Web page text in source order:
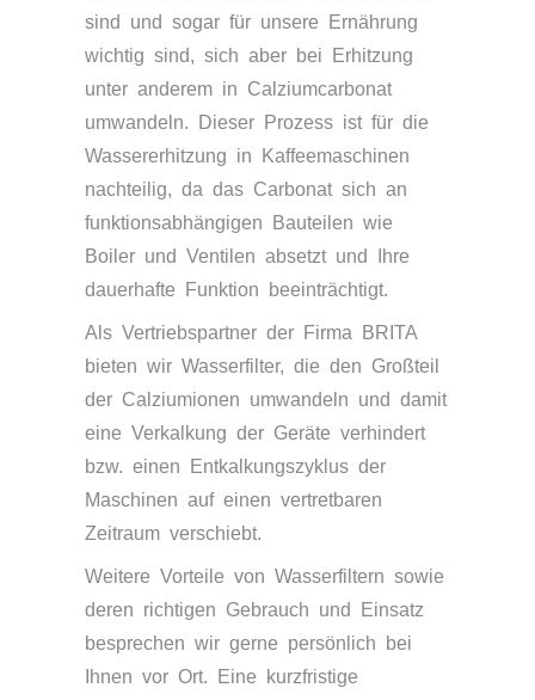
sind und sogar für unsere Ernährung
wichtig sind, sich aber bei Erhitzung
unter anderem in Calziumcarbonat
umwandeln. Dieser Prozess ist für die
Wassererhitzung in Kaffeemaschinen
nachteilig, da das Carbonat sich an
funktionsabhängigen Bauteilen wie
Boiler und Ventilen absetzt und Ihre
dauerhafte Funktion beeinträchtigt.
Als Vertriebspartner der Firma BRITA
bieten wir Wasserfilter, die den Großteil
der Calziumionen umwandeln und damit
eine Verkalkung der Geräte verhindert
bzw. einen Entkalkungszyklus der
Maschinen auf einen vertretbaren
Zeitraum verschiebt.
Weitere Vorteile von Wasserfiltern sowie
deren richtigen Gebrauch und Einsatz
besprechen wir gerne persönlich bei
Ihnen vor Ort. Eine kurzfristige